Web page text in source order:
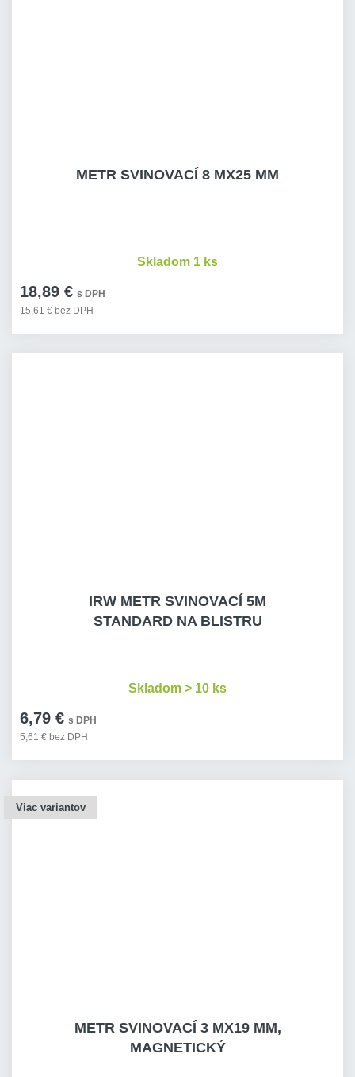
METR SVINOVACÍ 8 MX25 MM
18,89 € s DPH
15,61 € bez DPH
Skladom 1 ks
IRW METR SVINOVACÍ 5M
STANDARD NA BLISTRU
6,79 € s DPH
5,61 € bez DPH
Skladom > 10 ks
Viac variantov
METR SVINOVACÍ 3 MX19 MM,
MAGNETICKÝ